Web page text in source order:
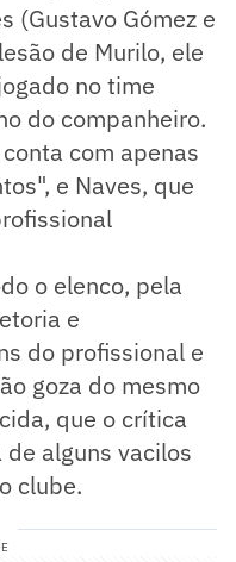
(Gustavo Gómez e
de Murilo, ele
no time
do companheiro.
com apenas
e Naves, que
o elenco, pela
e
do profissional e
goza do mesmo
que o crítica
alguns vacilos
clube.